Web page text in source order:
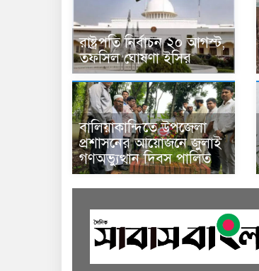
রাষ্ট্রপতি নির্বাচন ২০ আগস্ট,
তফসিল ঘোষণা ইসির
বালিয়াকান্দিতে উপজেলা
প্রশাসনের আয়োজনে জুলাই
গণঅভ্যুত্থান দিবস পালিত